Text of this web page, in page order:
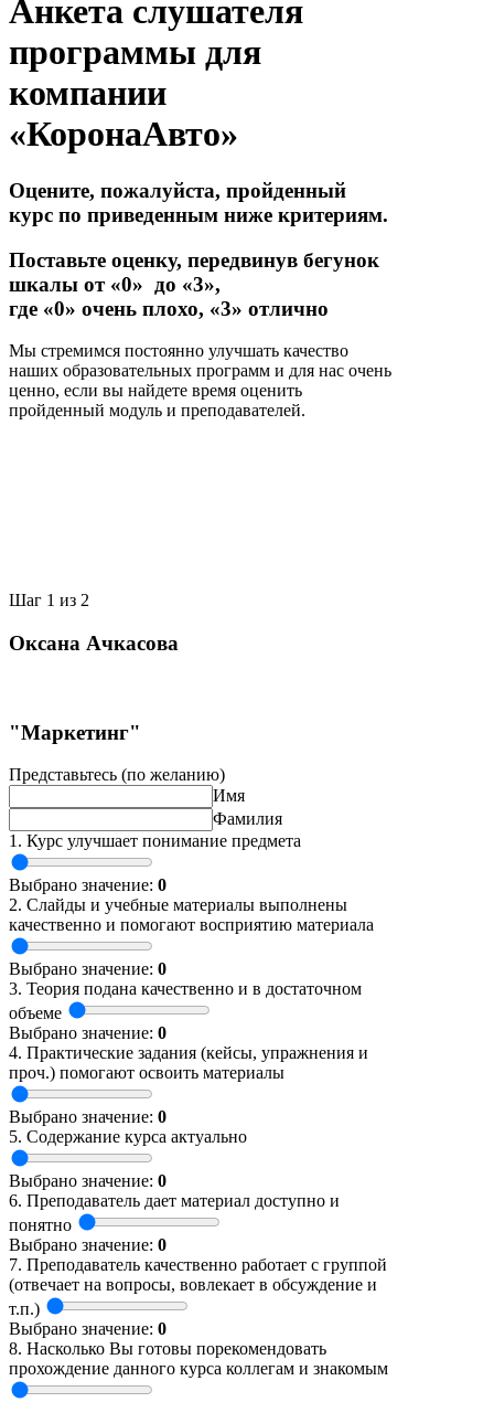
Анкета слушателя
программы для
компании
«КоронаАвто»
Оцените, пожалуйста, пройденный
курс по приведенным ниже критериям.
Поставьте оценку, передвинув бегунок
шкалы от «0» до «3»,
где «0» очень плохо, «3» отлично
Мы стремимся постоянно улучшать качество
наших образовательных программ и для нас очень
ценно, если вы найдете время оценить
пройденный модуль и преподавателей.
Шаг 1 из 2
Оксана Ачкасова
"Маркетинг"
Представьтесь (по желанию)
Имя
Фамилия
1. Курс улучшает понимание предмета
Выбрано значение: 0
2. Слайды и учебные материалы выполнены
качественно и помогают восприятию материала
Выбрано значение: 0
3. Теория подана качественно и в достаточном
объеме
Выбрано значение: 0
4. Практические задания (кейсы, упражнения и
проч.) помогают освоить материалы
Выбрано значение: 0
5. Содержание курса актуально
Выбрано значение: 0
6. Преподаватель дает материал доступно и
понятно
Выбрано значение: 0
7. Преподаватель качественно работает с группой
(отвечает на вопросы, вовлекает в обсуждение и
т.п.)
Выбрано значение: 0
8. Насколько Вы готовы порекомендовать
прохождение данного курса коллегам и знакомым